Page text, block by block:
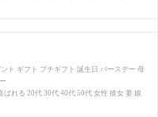
ト ギフト プチギフト 誕生日 バースデー 母
れる 20代 30代 40代 50代 女性 彼女 妻 娘